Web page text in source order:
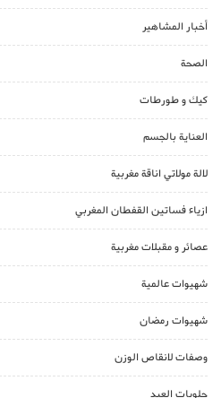
أخبار المشاهير
الصحة
كيك و طورطات
العناية بالجسم
لالة مولاتي اناقة مغربية
ازياء فساتين القفطان المغربي
عصائر و مقبلات مغربية
شهيوات عالمية
شهيوات رمضان
وصفات لانقاص الوزن
حلويات العيد